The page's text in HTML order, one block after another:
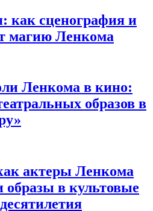
как сценография и
магию Ленкома
Ленкома в кино:
образов в
актеры Ленкома
образы в культовые